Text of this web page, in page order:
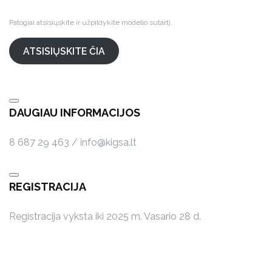
Patogiai atsisiųskite ir užpildykite modelio sutartį.
ATSISIŲSKITE ČIA
DAUGIAU INFORMACIJOS
8 687 29 463 / info@kigsa.lt
REGISTRACIJA
Registracija vyksta iki 2025 m. Vasario 28 d.